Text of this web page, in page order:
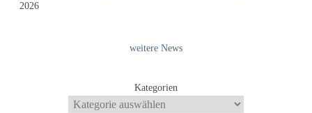
2026
weitere News
Kategorien